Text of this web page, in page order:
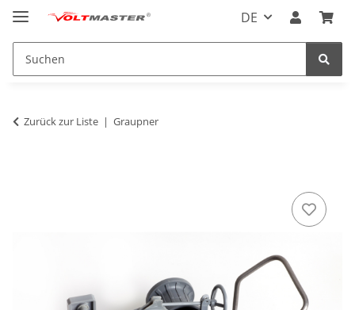
DE
Zurück zur Liste Graupner